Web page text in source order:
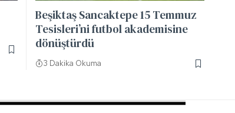
Beşiktaş Sancaktepe 15 Temmuz
Tesisleri’ni futbol akademisine
dönüştürdü
3 Dakika Okuma